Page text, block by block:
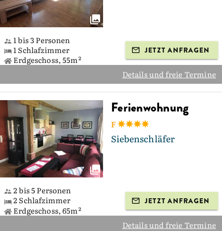
1 bis 3 Personen
1 Schlafzimmer
Erdgeschoss, 55m²
JETZT ANFRAGEN
Details und freie Termine
Ferienwohnung
F
Siebenschläfer
2 bis 5 Personen
2 Schlafzimmer
Erdgeschoss, 65m²
JETZT ANFRAGEN
Details und freie Termine